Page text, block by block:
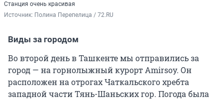
Станция очень красивая
Источник: Полина Перепелица / 72.RU
Виды за городом
Во второй день в Ташкенте мы отправились за
город — на горнолыжный курорт Amirsoy. Он
расположен на отрогах Чаткальского хребта
западной части Тянь-Шаньских гор. Погода была